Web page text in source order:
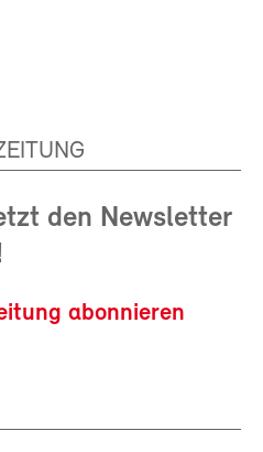
den Newsletter
abonnieren